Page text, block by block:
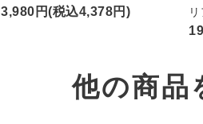
3,980円(税込4,378円)
リ
他の商品